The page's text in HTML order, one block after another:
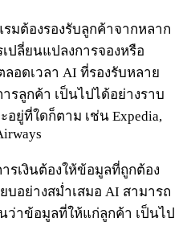
รมต้องรองรับลูกค้าจากหลาก
ปลี่ยนแปลงการจองหรือ
อดเวลา AI ที่รองรับหลาย
รลูกค้า เป็นไปได้อย่างราบ
ยู่ที่ใดก็ตาม เช่น Expedia,
รเงินต้องให้ข้อมูลที่ถูกต้อง
บอย่างสม่ำเสมอ AI สามารถ
ว่าข้อมูลที่ให้แก่ลูกค้า เป็นไป